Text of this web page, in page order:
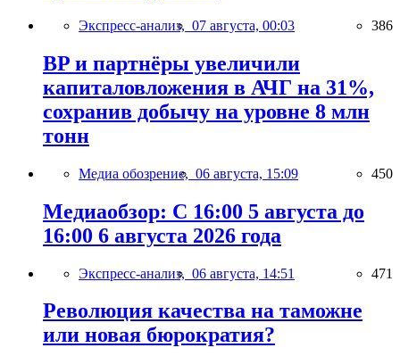
Экспресс-анализ, 07 августа, 00:03 386
BP и партнёры увеличили
капиталовложения в АЧГ на 31%,
сохранив добычу на уровне 8 млн
тонн
Медиа обозрение, 06 августа, 15:09 450
Медиаобзор: С 16:00 5 августа до
16:00 6 августа 2026 года
Экспресс-анализ, 06 августа, 14:51 471
Революция качества на таможне
или новая бюрократия?